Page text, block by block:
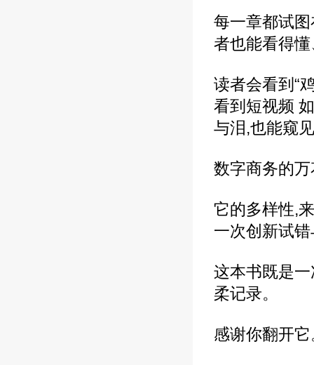
每一章都试
者也能看得
读者会看到“
看到短视频
与泪,也能窥
数字商务的
它的多样性,
一次创新试
这本书既是
柔记录。
感谢你翻开它